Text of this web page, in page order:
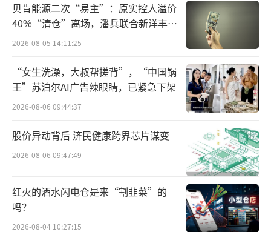
3%，超净利润近一倍。比亚迪方面表示，今年
前三季度，公司的研发投入较特斯拉高出了109
亿元，“正是一如既往地狠砸研发，比亚迪今
年推出了天神之眼辅助驾驶系统、超级e平台、
兆瓦闪充技术、灵鸢车载无人机系统等众多前
沿技术”。
但短期来看，研发费用率的上升则直接拖
累利润。“天神之眼”高阶智能驾驶系统虽不
断下放至10万级车型，但也增加了单车制造成
本。比亚迪今年二季度单车成本达11.2万元，
环比增长约1万元，单车净利润也降至约0.5万
贝肯能源二次“易主”：原实控人溢价
40%“清仓”离场，潘兵联合新洋丰、
宏科百世拟入主
2026-08-05 14:11:25
“女生洗澡，大叔帮搓背”，“中国锅
王”苏泊尔AI广告辣眼睛，已紧急下架
2026-08-06 09:44:37
股价异动背后 济民健康跨界芯片谋变
2026-08-06 09:47:49
红火的酒水闪电仓是来“割韭菜”的
吗？
2026-08-04 10:27:15